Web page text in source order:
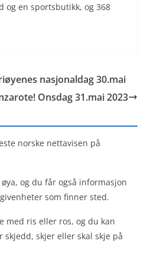
og en sportsbutikk, og 368
nasjonaldag 30.mai
Onsdag 31.mai 2023
norske nettavisen på
og du får også informasjon
som finner sted.
med ris eller ros, og du kan
skjer eller skal skje på